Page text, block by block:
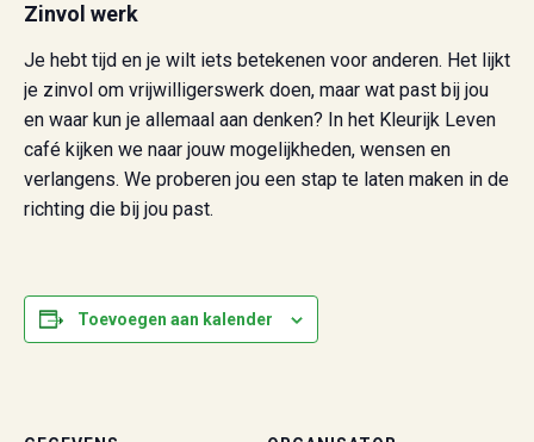
Zinvol werk
Je hebt tijd en je wilt iets betekenen voor anderen. Het lijkt
je zinvol om vrijwilligerswerk doen, maar wat past bij jou
en waar kun je allemaal aan denken? In het Kleurijk Leven
café kijken we naar jouw mogelijkheden, wensen en
verlangens. We proberen jou een stap te laten maken in de
richting die bij jou past.
Toevoegen aan kalender